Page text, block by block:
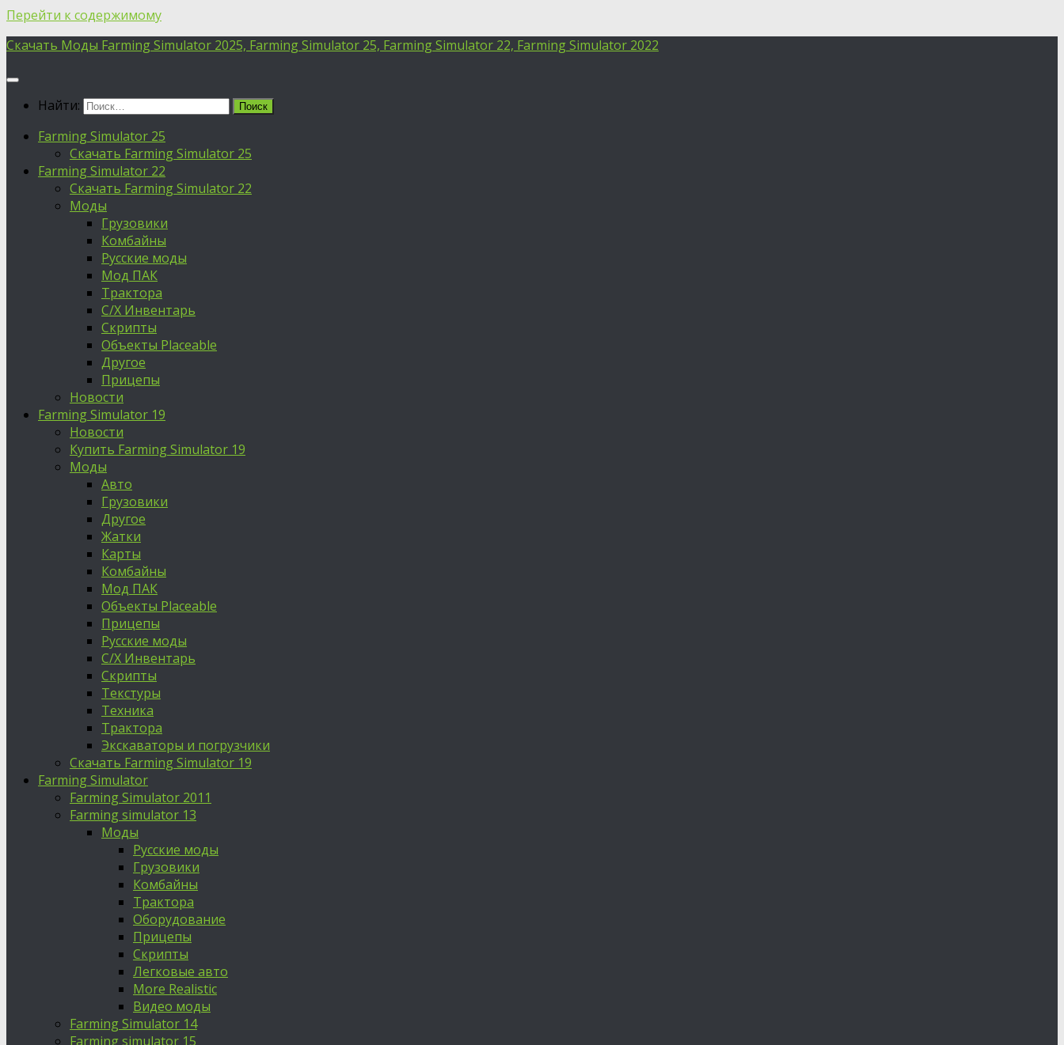
Перейти к содержимому
Скачать Моды Farming Simulator 2025, Farming Simulator 25, Farming Simulator 22, Farming Simulator 2022
Найти:
Farming Simulator 25
Скачать Farming Simulator 25
Farming Simulator 22
Скачать Farming Simulator 22
Моды
Грузовики
Комбайны
Русские моды
Мод ПАК
Трактора
С/Х Инвентарь
Скрипты
Объекты Placeable
Другое
Прицепы
Новости
Farming Simulator 19
Новости
Купить Farming Simulator 19
Моды
Авто
Грузовики
Другое
Жатки
Карты
Комбайны
Мод ПАК
Объекты Placeable
Прицепы
Русские моды
С/Х Инвентарь
Скрипты
Текстуры
Техника
Трактора
Экскаваторы и погрузчики
Скачать Farming Simulator 19
Farming Simulator
Farming Simulator 2011
Farming simulator 13
Моды
Русские моды
Грузовики
Комбайны
Трактора
Оборудование
Прицепы
Скрипты
Легковые авто
More Realistic
Видео моды
Farming Simulator 14
Farming simulator 15